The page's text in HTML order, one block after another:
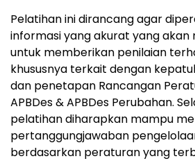
Pelatihan ini dirancang agar
informasi yang akurat yang akan
untuk memberikan penilaian
khususnya terkait dengan
dan penetapan Rancangan
APBDes & APBDes Perubahan.
pelatihan diharapkan mampu
pertanggungjawaban
berdasarkan peraturan yang